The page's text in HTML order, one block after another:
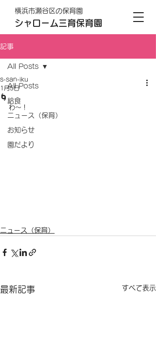
横浜市瀬谷区の保育園
シャローム三育保育園
記事
All Posts
給食
ニュース（保育）
お知らせ
園だより
All Posts
🌀
s-san-iku
1月5日
わ～！
ニュース（保育）
最新記事 すべて表示